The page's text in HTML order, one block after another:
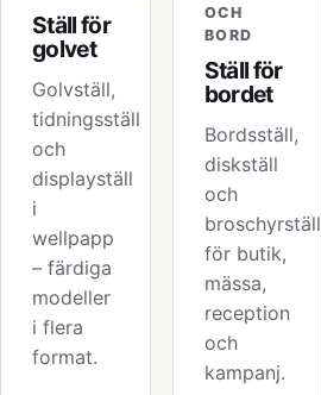
Ställ för
golvet
Golvställ,
tidningsställ
och
displayställ
i
wellpapp
– färdiga
modeller
i flera
format.
OCH
BORD
Ställ för
bordet
Bordsställ,
diskställ
och
broschyrställ
för butik,
mässa,
reception
och
kampanj.